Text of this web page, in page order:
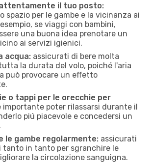
il tuo posto:
spazio per le gambe e la vicinanza ai
se viaggi con bambini,
una buona idea prenotare un
ai servizi igienici.
acqua: assicurati di bere molta
la durata del volo, poiché l'aria
può provocare un effetto
o tappi per le orecchie per
importante poter rilassarsi durante il
piú piacevole e concedersi un
le gambe regolarmente: assicurati
tanto in tanto per sgranchire le
la circolazione sanguigna.